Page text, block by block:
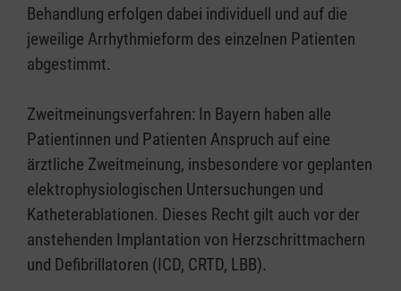
Behandlung erfolgen dabei individuell und auf die
jeweilige Arrhythmieform des einzelnen Patienten
abgestimmt.
Zweitmeinungsverfahren: In Bayern haben alle
Patientinnen und Patienten Anspruch auf eine
ärztliche Zweitmeinung, insbesondere vor geplanten
elektrophysiologischen Untersuchungen und
Katheterablationen. Dieses Recht gilt auch vor der
anstehenden Implantation von Herzschrittmachern
und Defibrillatoren (ICD, CRTD, LBB).